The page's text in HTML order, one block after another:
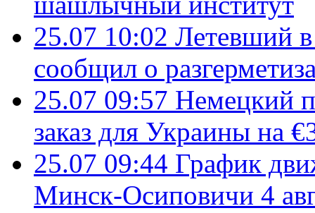
25.07 10:02 Летевший
сообщил о
25.07 09:57 Немецкий
заказ для Украины на
25.07 09:44 График
Минск-Осиповичи 4